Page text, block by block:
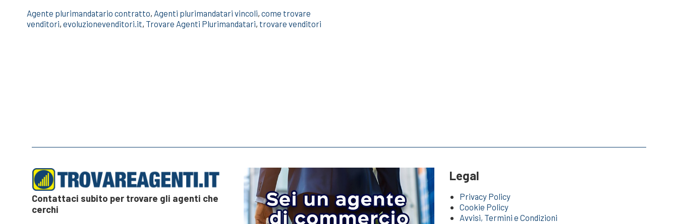
Agente plurimandatario contratto, Agenti plurimandatari vincoli, come trovare
venditori, evoluzionevenditori.it, Trovare Agenti Plurimandatari, trovare venditori
Contattaci subito per trovare gli agenti che
cerchi
Legal
Privacy Policy
Cookie Policy
Avvisi, Termini e Condizioni